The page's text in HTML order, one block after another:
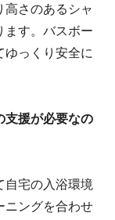
高さのあるシャ
ます。バスボー
ゆっくり安全に
援が必要なの
宅の入浴環境
ニングを合わせ